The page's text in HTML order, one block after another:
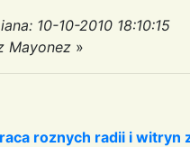
10-10-2010 18:10:15
Mayonez »
roznych radii i witryn